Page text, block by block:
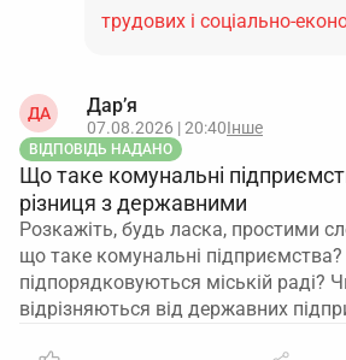
трудових і соціально-
ДА Дар’я
07.08.2026 | 20:40Інше
ВІДПОВІДЬ НАДАНО
Що таке комунальні
різниця з державними
Розкажіть, будь ласка, простими
що таке комунальні підприємства?
підпорядковуються міській раді?
відрізняються від державних